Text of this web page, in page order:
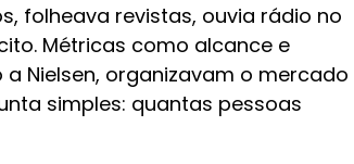
folheava revistas, ouvia rádio no
Métricas como alcance e
Nielsen, organizavam o mercado
simples: quantas pessoas